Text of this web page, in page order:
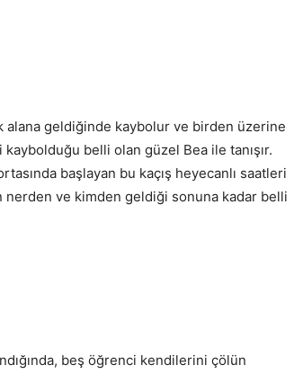
alana geldiğinde kaybolur ve birden üzerine
belli olan güzel Bea ile tanışır.
başlayan bu kaçış heyecanlı saatleri
ve kimden geldiği sonuna kadar belli
beş öğrenci kendilerini çölün